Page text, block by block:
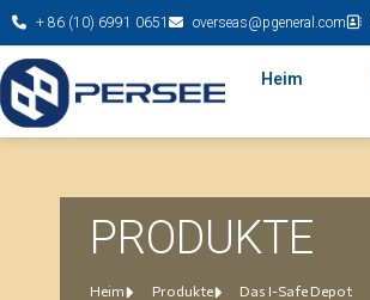
+ 86 (10) 6991 0651 overseas@pgeneral.com
Heim
PRODUKTE
Heim Produkte Das I-Safe Depot